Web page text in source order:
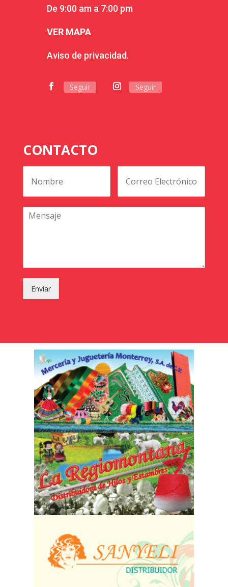
De 9:00 am a 7:00 pm
VER MAPA
Aviso de privacidad.
Seguir Seguir
CONTACTO
Enviar